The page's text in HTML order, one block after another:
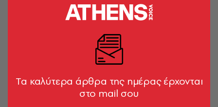
Κάτοικος Μουσείου: Ο Νίκος
Βατόπουλος και η σχέση του με την
Αθήνα μέσα από 40 φωτογραφίες
Η έκθεση στο Καφέ του Εθνικού Αρχαιολογικού
στρωματογραφίας της Αθήνας»
Tα καλύτερα άρθρα της ημέρας έρχονται
στο mail σου